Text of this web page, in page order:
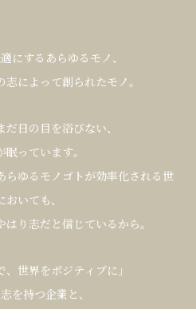
適にする あ らゆる モノ 、
志によ っ て創 られたモノ。
だ日の 目 を浴びない、
眠っ ていま す。
らゆる モノ ゴ ト が効率化される世
おいて も、
は り 志だ と信 じている か ら。
、 世界をポジテ ィ ブに 」
志を持つ企業 と 、